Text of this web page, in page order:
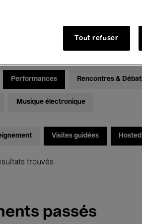
19 Avril 2026
Performances Rencontres &
Musique électronique
Visites guidées
trouvés
passés
Tout refuser